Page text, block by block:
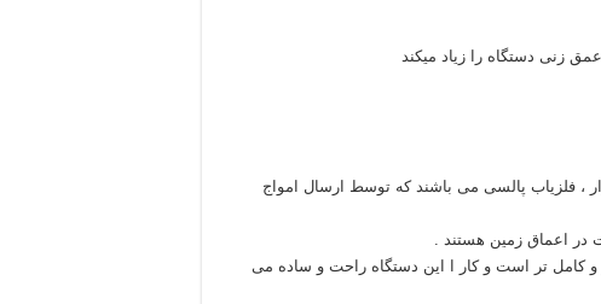
زنی دستگاه را زیاد میکند
، فلزیاب پالسی می باشند که توسط ارسال امواج
در اعماق زمین هستند .
کامل تر است و کار ا این دستگاه راحت و ساده می